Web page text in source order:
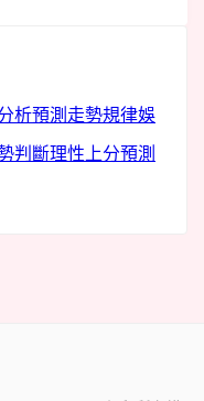
析預測走勢規律娛
判斷理性上分預測